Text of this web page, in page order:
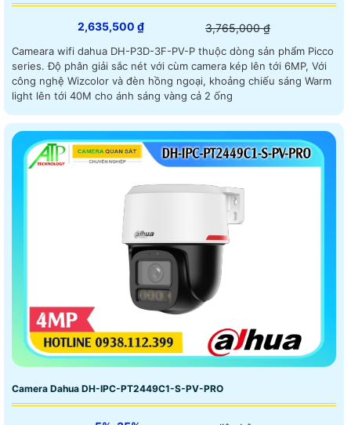
2,635,500 ₫ 3,765,000 ₫
Cameara wifi dahua DH-P3D-3F-PV-P thuộc dòng sản phẩm Picco
series. Độ phân giải sắc nét với cùm camera kép lên tới 6MP, Với
công nghệ Wizcolor và đèn hồng ngoại, khoảng chiếu sáng Warm
light lên tới 40M cho ánh sáng vàng cả 2 ống
Camera Dahua DH-IPC-PT2449C1-S-PV-PRO